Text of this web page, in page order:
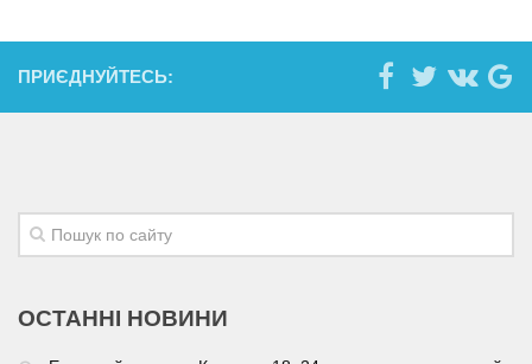
ПРИЄДНУЙТЕСЬ:
ОСТАННІ НОВИНИ